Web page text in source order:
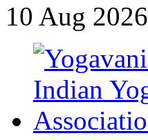
10 Aug 2026